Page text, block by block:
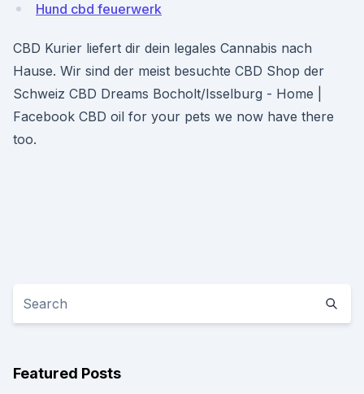
Hund cbd feuerwerk
CBD Kurier liefert dir dein legales Cannabis nach
Hause. Wir sind der meist besuchte CBD Shop der
Schweiz CBD Dreams Bocholt/Isselburg - Home |
Facebook CBD oil for your pets we now have there
too.
Featured Posts